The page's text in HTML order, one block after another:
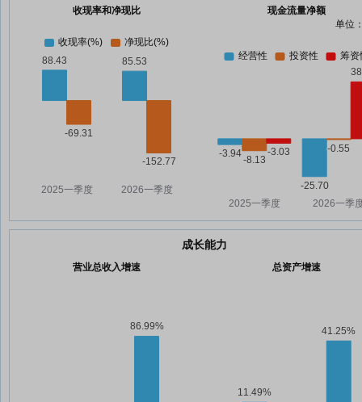
收现率和净现比
现金流量净额
单位
成长能力
营业总收入增速 总资产增速